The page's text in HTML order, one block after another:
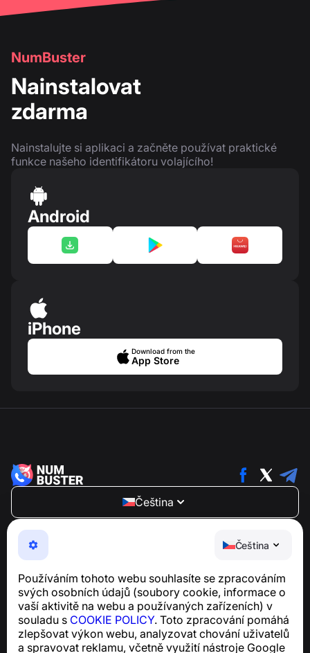
Čeština
Používáním tohoto webu souhlasíte se zpracováním
svých osobních údajů (soubory cookie, informace o
vaší aktivitě na webu a používaných zařízeních) v
souladu s COOKIE POLICY. Toto zpracování pomáhá
zlepšovat výkon webu, analyzovat chování uživatelů
a spravovat reklamu, včetně využití nástroje Google
NumBuster
Nainstalovat
zdarma
Nainstalujte si aplikaci a začněte používat praktické
funkce našeho identifikátoru volajícího!
Android
iPhone
Download from the
App Store
Čeština
NumBuster © 2013—2026 ·
Snadno použitelná aplikace, která vás chrání před
telefonními podvody, spamem a nevyžádanými
Pro dotazy týkající se souladu s GDPR:
support@numbuster.com
Centrum nápovědy